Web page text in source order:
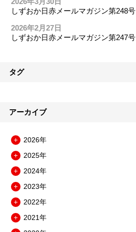
しずおか日赤メールマガジン第248号
2026年2月27日
しずおか日赤メールマガジン第247号
タグ
アーカイブ
2026年
ニ
ュ
を
開
2025年
ニ
ュ
を
開
2024年
ニ
ュ
を
2023年
ニ
ュ
2022年
ニ 2021年